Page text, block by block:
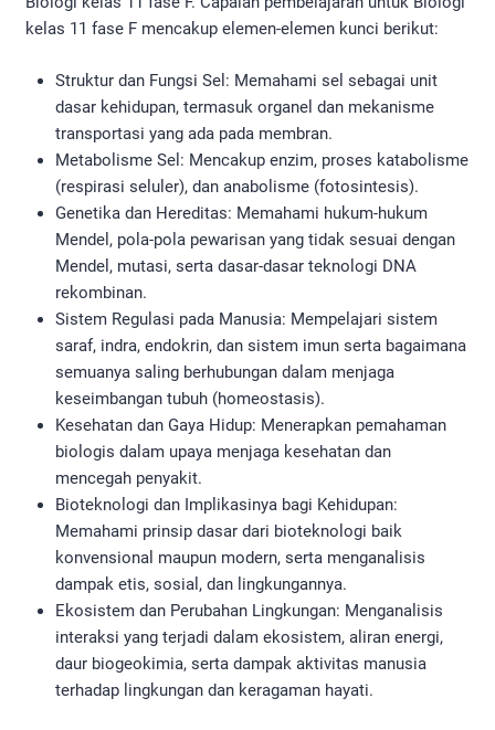
kelas 11 fase F mencakup elemen-elemen kunci berikut:
Struktur dan Fungsi Sel: Memahami sel sebagai unit
dasar kehidupan, termasuk organel dan mekanisme
transportasi yang ada pada membran.
Metabolisme Sel: Mencakup enzim, proses katabolisme
(respirasi seluler), dan anabolisme (fotosintesis).
Genetika dan Hereditas: Memahami hukum-hukum
Mendel, pola-pola pewarisan yang tidak sesuai dengan
Mendel, mutasi, serta dasar-dasar teknologi DNA
rekombinan.
Sistem Regulasi pada Manusia: Mempelajari sistem
saraf, indra, endokrin, dan sistem imun serta bagaimana
semuanya saling berhubungan dalam menjaga
keseimbangan tubuh (homeostasis).
Kesehatan dan Gaya Hidup: Menerapkan pemahaman
biologis dalam upaya menjaga kesehatan dan
mencegah penyakit.
Bioteknologi dan Implikasinya bagi Kehidupan:
Memahami prinsip dasar dari bioteknologi baik
konvensional maupun modern, serta menganalisis
dampak etis, sosial, dan lingkungannya.
Ekosistem dan Perubahan Lingkungan: Menganalisis
interaksi yang terjadi dalam ekosistem, aliran energi,
daur biogeokimia, serta dampak aktivitas manusia
terhadap lingkungan dan keragaman hayati.